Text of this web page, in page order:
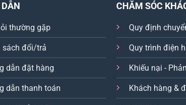
thường gặp
sách đổi/trả
dẫn đặt hàng
dẫn thanh toán
CHĂM SÓC
Quy định
Quy trình điện
Khiếu nại -
Khách hàng &